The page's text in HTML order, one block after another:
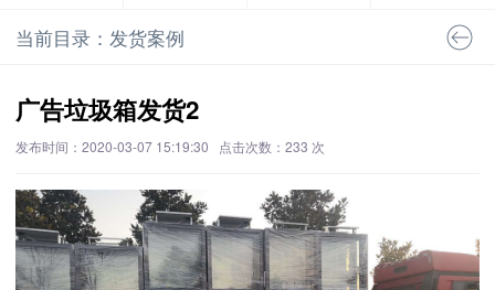
当前目录：发货案例
广告垃圾箱发货2
发布时间：2020-03-07 15:19:30 点击次数： 233 次